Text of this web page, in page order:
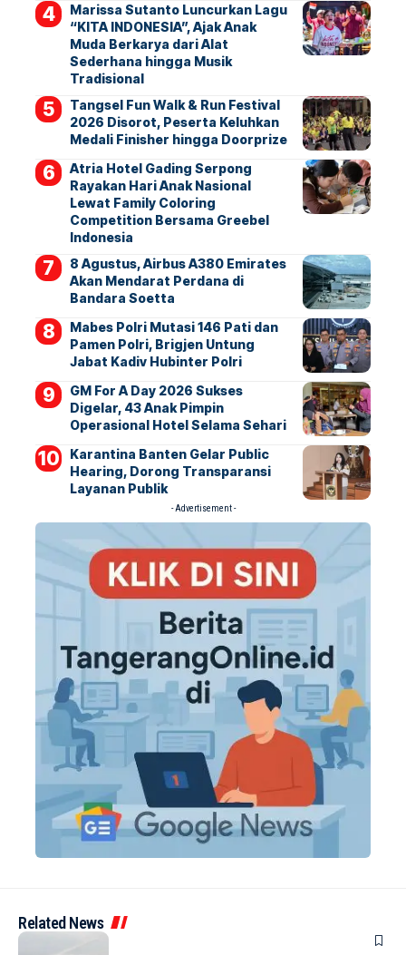
Marissa Sutanto Luncurkan Lagu
“KITA INDONESIA”, Ajak Anak
Muda Berkarya dari Alat
Sederhana hingga Musik
Tradisional
Tangsel Fun Walk & Run Festival
2026 Disorot, Peserta Keluhkan
Medali Finisher hingga Doorprize
Atria Hotel Gading Serpong
Rayakan Hari Anak Nasional
Lewat Family Coloring
Competition Bersama Greebel
Indonesia
8 Agustus, Airbus A380 Emirates
Akan Mendarat Perdana di
Bandara Soetta
Mabes Polri Mutasi 146 Pati dan
Pamen Polri, Brigjen Untung
Jabat Kadiv Hubinter Polri
GM For A Day 2026 Sukses
Digelar, 43 Anak Pimpin
Operasional Hotel Selama Sehari
Karantina Banten Gelar Public
Hearing, Dorong Transparansi
Layanan Publik
- Advertisement -
Related News
BANDARA